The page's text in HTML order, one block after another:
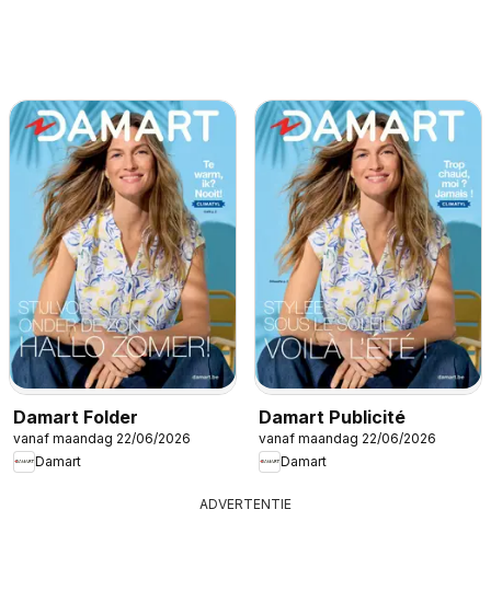
Damart Folder
vanaf maandag 22/06/2026
Damart
Damart Publicité
vanaf maandag 22/06/2026
Damart
ADVERTENTIE